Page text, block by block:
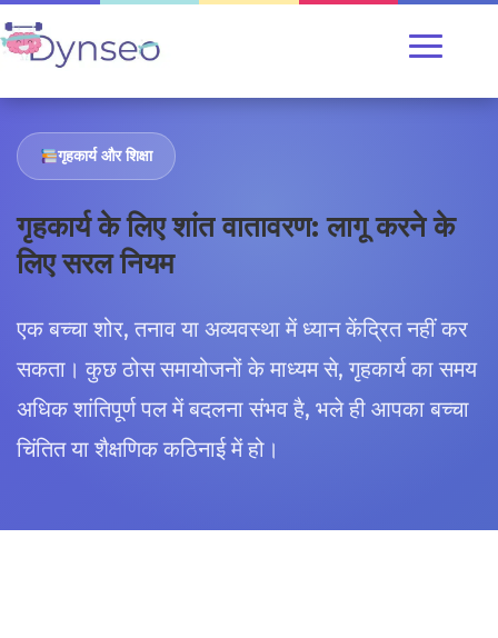
गृहकार्य और शिक्षा
गृहकार्य के लिए शांत वातावरण: लागू करने के
लिए सरल नियम
एक बच्चा शोर, तनाव या अव्यवस्था में ध्यान केंद्रित नहीं कर
सकता। कुछ ठोस समायोजनों के माध्यम से, गृहकार्य का समय
अधिक शांतिपूर्ण पल में बदलना संभव है, भले ही आपका बच्चा
चिंतित या शैक्षणिक कठिनाई में हो।